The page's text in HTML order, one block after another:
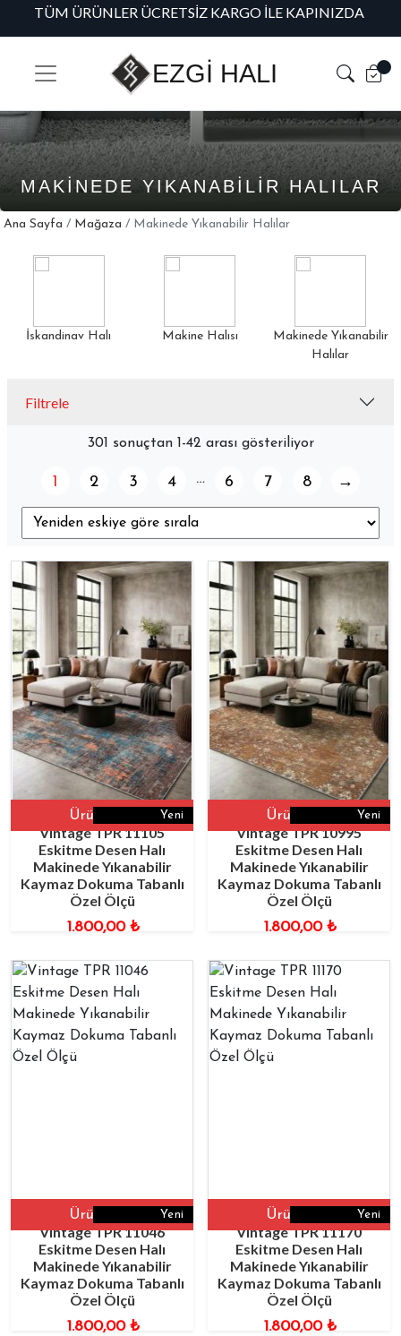
HAVALE/EFT ÖDEMELERINIZDE %5 ÖZEL INDIRIM!
EZGİ HALI
MAKINEDE YIKANABILIR HALILAR
Ana Sayfa / Mağaza / Makinede Yıkanabilir Halılar
Makine Halısı
Makinede Yıkanabilir
Outlet
Filtrele
301 sonuçtan 1-42 arası gösteriliyor
1 2 3 4 … 6 7 8 →
Yeni
Ürüne Git
Vintage TPR 11105
Eskitme Desen Halı
Makinede Yıkanabilir
Kaymaz Dokuma Tabanlı
Özel Ölçü
1.800,00 ₺
Yeni
Ürüne Git
Vintage TPR 10995
Eskitme Desen Halı
Makinede Yıkanabilir
Kaymaz Dokuma Tabanlı
Özel Ölçü
1.800,00 ₺
Yeni
Ürüne Git
Vintage TPR 11046
Eskitme Desen Halı
Makinede Yıkanabilir
Kaymaz Dokuma Tabanlı
Özel Ölçü
1.800,00 ₺
Yeni
Ürüne Git
Vintage TPR 11170
Eskitme Desen Halı
Makinede Yıkanabilir
Kaymaz Dokuma Tabanlı
Özel Ölçü
1.800,00 ₺